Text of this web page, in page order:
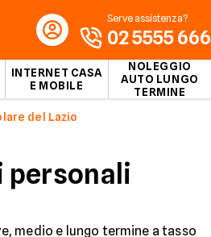
INTERNET CASA
E MOBILE
NOLEGGIO
AUTO LUNGO
TERMINE
Serve assistenza?
02 5555 666
del Lazio
personali
medio e lungo termine a tasso